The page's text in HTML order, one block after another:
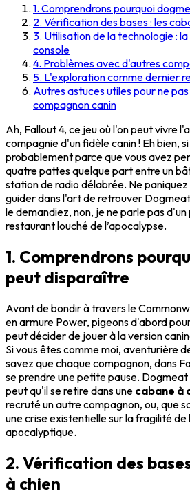
1. Comprendrons pourquoi
2. Vérification des bases : les
3. Utilisation de la technologie :
console
4. Problèmes avec d'autres
5. L'exploration comme dernier
Autres astuces utiles pour ne
compagnon canin
Ah, Fallout 4, ce jeu où l'on peut vivre
compagnie d'un fidèle canin ! Eh bien,
probablement parce que vous avez
quatre pattes quelque part entre un
station de radio délabrée. Ne paniquez
guider dans l'art de retrouver
le demandiez, non, je ne parle pas
restaurant louché de l’apocalypse.
1. Comprendrons
peut disparaître
Avant de bondir à travers le
en armure Power, pigeons d'abord
peut décider de jouer à la version
Si vous êtes comme moi, aventurière
savez que chaque compagnon, dans
se prendre une petite pause.
peut qu'il se retire dans une cabane à
recruté un autre compagnon, ou, que
une crise existentielle sur la fragilité de
apocalyptique.
2. Vérification des
à chien